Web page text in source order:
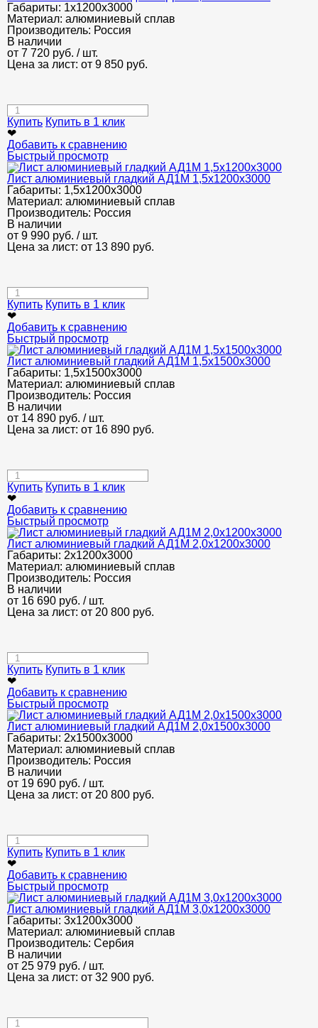
Габариты: 1х1200х3000
Материал: алюминиевый сплав
Производитель: Россия
В наличии
от 7 720 руб. / шт.
Цена за лист: от 9 850 руб.
Купить Купить в 1 клик
❤
Добавить к сравнению
Быстрый просмотр
Лист алюминиевый гладкий АД1М 1,5х1200х3000
Габариты: 1,5х1200х3000
Материал: алюминиевый сплав
Производитель: Россия
В наличии
от 9 990 руб. / шт.
Цена за лист: от 13 890 руб.
Купить Купить в 1 клик
❤
Добавить к сравнению
Быстрый просмотр
Лист алюминиевый гладкий АД1М 1,5х1500х3000
Габариты: 1,5х1500х3000
Материал: алюминиевый сплав
Производитель: Россия
В наличии
от 14 890 руб. / шт.
Цена за лист: от 16 890 руб.
Купить Купить в 1 клик
❤
Добавить к сравнению
Быстрый просмотр
Лист алюминиевый гладкий АД1М 2,0х1200х3000
Габариты: 2х1200х3000
Материал: алюминиевый сплав
Производитель: Россия
В наличии
от 16 690 руб. / шт.
Цена за лист: от 20 800 руб.
Купить Купить в 1 клик
❤
Добавить к сравнению
Быстрый просмотр
Лист алюминиевый гладкий АД1М 2,0х1500х3000
Габариты: 2х1500х3000
Материал: алюминиевый сплав
Производитель: Россия
В наличии
от 19 690 руб. / шт.
Цена за лист: от 20 800 руб.
Купить Купить в 1 клик
❤
Добавить к сравнению
Быстрый просмотр
Лист алюминиевый гладкий АД1М 3,0х1200х3000
Габариты: 3х1200х3000
Материал: алюминиевый сплав
Производитель: Сербия
В наличии
от 25 979 руб. / шт.
Цена за лист: от 32 900 руб.